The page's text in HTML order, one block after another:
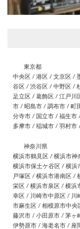
東京都
中央区 / 港区 / 文京区 /
谷区 / 渋谷区 / 中野区 /
足立区 / 葛飾区 / 江戸川
市 / 昭島市 / 調布市 / 町
分寺市 / 国立市 / 福生市
多摩市 / 稲城市 / 羽村市
神奈川県
横浜市鶴見区 / 横浜市
横浜市保土ケ谷区 / 横浜
戸塚区 / 横浜市港南区 /
栄区 / 横浜市泉区 / 横浜
幸区 / 川崎市中原区 / 川
市麻生区 / 相模原市中
藤沢市 / 小田原市 / 茅ヶ
伊勢原市 / 海老名市 / 座